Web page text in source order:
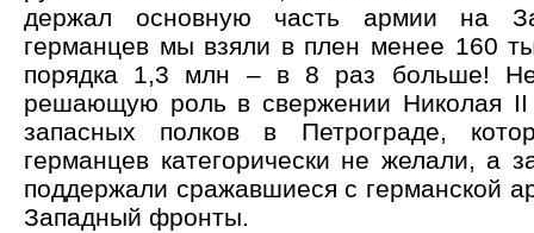
держал основную часть армии на
германцев мы взяли в плен менее 160
порядка 1,3 млн – в 8 раз больше!
решающую роль в свержении Николая II
запасных полков в Петрограде,
германцев категорически не желали, а
поддержали сражавшиеся с германской
Западный фронты.